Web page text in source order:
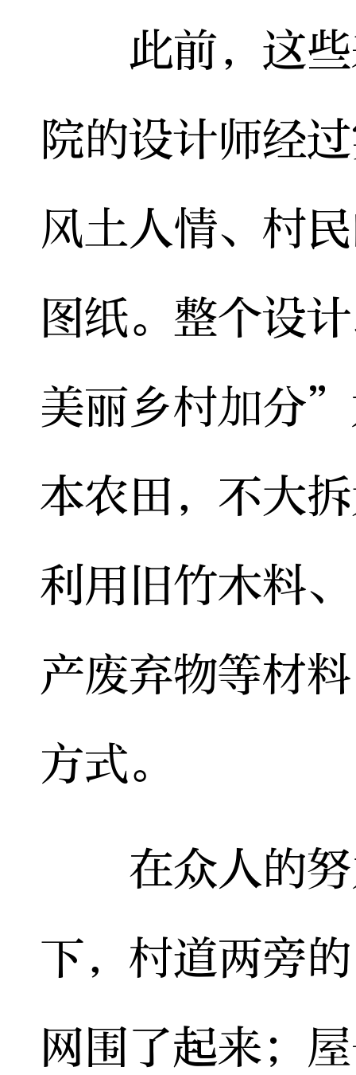
此前，这些
院的设计师经
风土人情、村
图纸。整个设
美丽乡村加分
本农田，不大
利用旧竹木料
产废弃物等材
方式。
在众人的努
下，村道两旁
网围了起来；